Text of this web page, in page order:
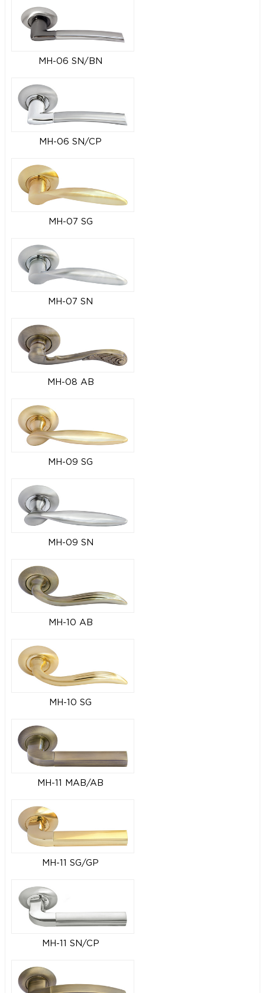
MH-06 SN/BN
MH-06 SN/CP
MH-07 SG
MH-07 SN
MH-08 AB
MH-09 SG
MH-09 SN
MH-10 AB
MH-10 SG
MH-11 MAB/AB
MH-11 SG/GP
MH-11 SN/CP